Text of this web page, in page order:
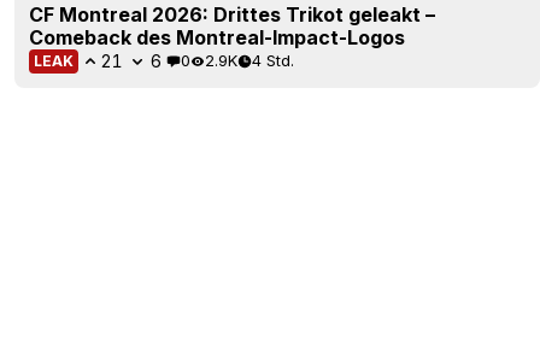
CF Montreal 2026: Drittes Trikot geleakt –
Comeback des Montreal-Impact-Logos
LEAK 21 6 0 2.9K 4 Std.